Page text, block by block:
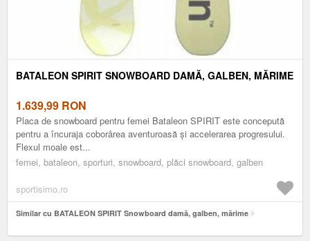
BATALEON SPIRIT SNOWBOARD DAMĂ, GALBEN, MĂRIME
1.639,99 RON
Placa de snowboard pentru femei Bataleon SPIRIT este concepută
pentru a încuraja coborârea aventuroasă și accelerarea progresului.
Flexul moale est...
femei, bataleon, sporturi, snowboard, plăci snowboard, galben
sportisimo.ro
Similar cu BATALEON SPIRIT Snowboard damă, galben, mărime